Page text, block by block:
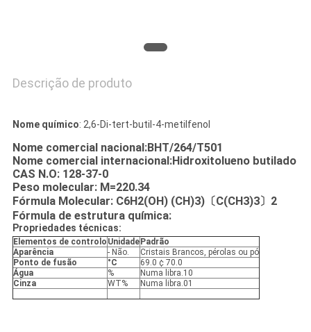
UM
ORÇAMENTO
MAPA
DO
SITE
PRIVACY
Descrição de produto
Nome químico: 2,6-Di-tert-butil-4-metilfenol
Nome comercial nacional :BHT/264/T501
Nome comercial internacional:Hidroxitolueno butilado
CAS N.O: 128-37-0
Peso molecular: M=220.34
Fórmula Molecular: C6H 2(O H) (CH)3)〔C(CH 3)3〕 2
Fórmula de estrutura química:
Propriedades técnicas:
Elementos de controlo Unidade Padrão
Aparência
- Não.
Cristais Brancos, pérolas ou pó
Ponto de fusão
°C
69.0 ¢ 70.0
Água
%
Numa libra.10
Cinza
WT% Numa libra.01